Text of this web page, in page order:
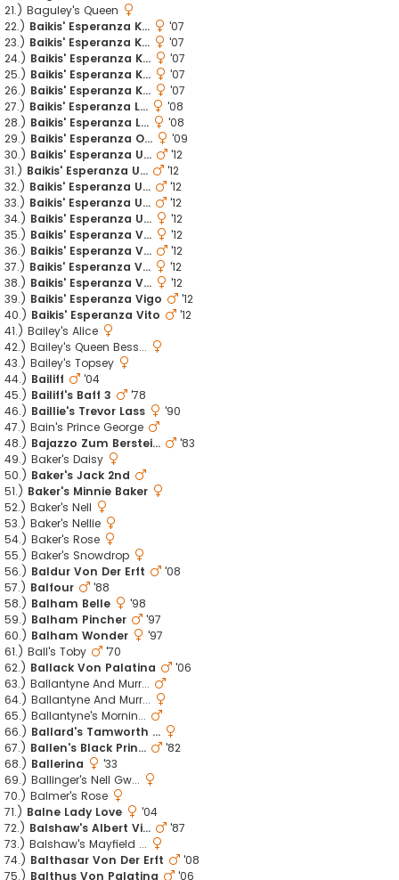
21.) Baguley's Queen
22.) Baikis' Esperanza K...
'07
23.) Baikis' Esperanza K...
'07
24.) Baikis' Esperanza K...
'07
25.) Baikis' Esperanza K...
'07
26.) Baikis' Esperanza K...
'07
27.) Baikis' Esperanza L...
'08
28.) Baikis' Esperanza L...
'08
29.) Baikis' Esperanza O...
'09
30.) Baikis' Esperanza U...
'12
31.) Baikis' Esperanza U...
'12
32.) Baikis' Esperanza U...
'12
33.) Baikis' Esperanza U...
'12
34.) Baikis' Esperanza U...
'12
35.) Baikis' Esperanza V...
'12
36.) Baikis' Esperanza V...
'12
37.) Baikis' Esperanza V...
'12
38.) Baikis' Esperanza V...
'12
39.) Baikis' Esperanza Vigo
'12
40.) Baikis' Esperanza Vito
'12
41.) Bailey's Alice
42.) Bailey's Queen Bess...
43.) Bailey's Topsey
44.) Bailiff
'04
45.) Bailiff's Baff 3
'78
46.) Baillie's Trevor Lass
'90
47.) Bain's Prince George
48.) Bajazzo Zum Berstei...
'83
49.) Baker's Daisy
50.) Baker's Jack 2nd
51.) Baker's Minnie Baker
52.) Baker's Nell
53.) Baker's Nellie
54.) Baker's Rose
55.) Baker's Snowdrop
56.) Baldur Von Der Erft
'08
57.) Balfour
'88
58.) Balham Belle
'98
59.) Balham Pincher
'97
60.) Balham Wonder
'97
61.) Ball's Toby
'70
62.) Ballack Von Palatina
'06
63.) Ballantyne And Murr...
64.) Ballantyne And Murr...
65.) Ballantyne's Mornin...
66.) Ballard's Tamworth ...
67.) Ballen's Black Prin...
'82
68.) Ballerina
'33
69.) Ballinger's Nell Gw...
70.) Balmer's Rose
71.) Balne Lady Love
'04
72.) Balshaw's Albert Vi...
'87
73.) Balshaw's Mayfield ...
74.) Balthasar Von Der Erft
'08
75.) Balthus Von Palatina
'06